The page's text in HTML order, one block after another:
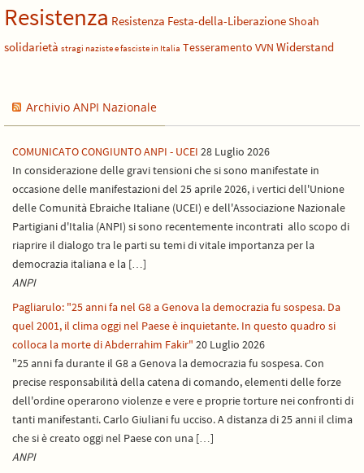
Resistenza Resistenza Festa-della-LiberazioneShoah
solidarietà stragi naziste e fasciste in Italia Tesseramento VVN Widerstand
Archivio ANPI Nazionale
COMUNICATO CONGIUNTO ANPI - UCEI 28 Luglio 2026
In considerazione delle gravi tensioni che si sono manifestate in
occasione delle manifestazioni del 25 aprile 2026, i vertici dell'Unione
delle Comunità Ebraiche Italiane (UCEI) e dell'Associazione Nazionale
Partigiani d'Italia (ANPI) si sono recentemente incontrati allo scopo di
riaprire il dialogo tra le parti su temi di vitale importanza per la
democrazia italiana e la […]
ANPI
Pagliarulo: "25 anni fa nel G8 a Genova la democrazia fu sospesa. Da
quel 2001, il clima oggi nel Paese è inquietante. In questo quadro si
colloca la morte di Abderrahim Fakir" 20 Luglio 2026
"25 anni fa durante il G8 a Genova la democrazia fu sospesa. Con
precise responsabilità della catena di comando, elementi delle forze
dell'ordine operarono violenze e vere e proprie torture nei confronti di
tanti manifestanti. Carlo Giuliani fu ucciso. A distanza di 25 anni il clima
che si è creato oggi nel Paese con una […]
ANPI